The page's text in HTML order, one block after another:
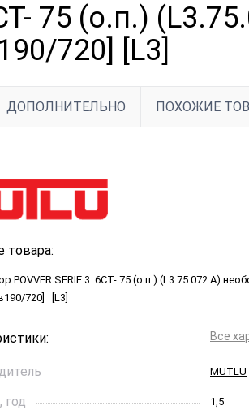
75 (о.п.)
720] [L3]
ДОПОЛНИТЕЛЬНО ПОХОЖИЕ
товара:
POVVER SERIE 3 6CT- 75 (о.п.) (L3.75.072.A)
720] [L3]
Все
MUTLU
год 1,5